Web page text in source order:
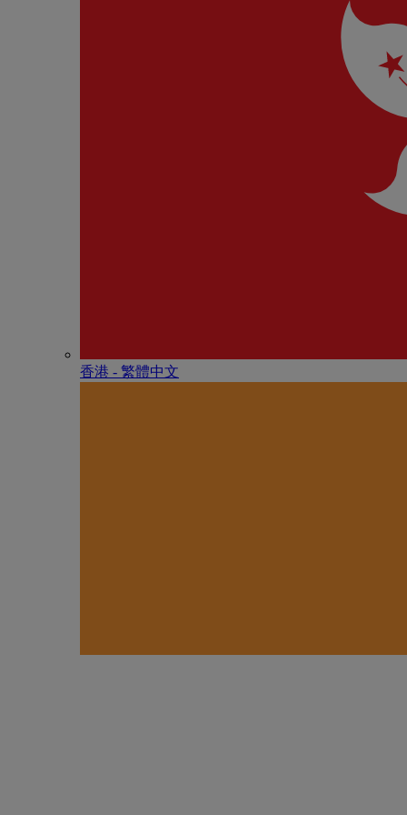
香港 - 繁體中文